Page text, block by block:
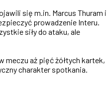
się m.in. Marcus Thuram i
prowadzenie Interu.
siły do ataku, ale
meczu aż pięć żółtych kartek,
charakter spotkania.